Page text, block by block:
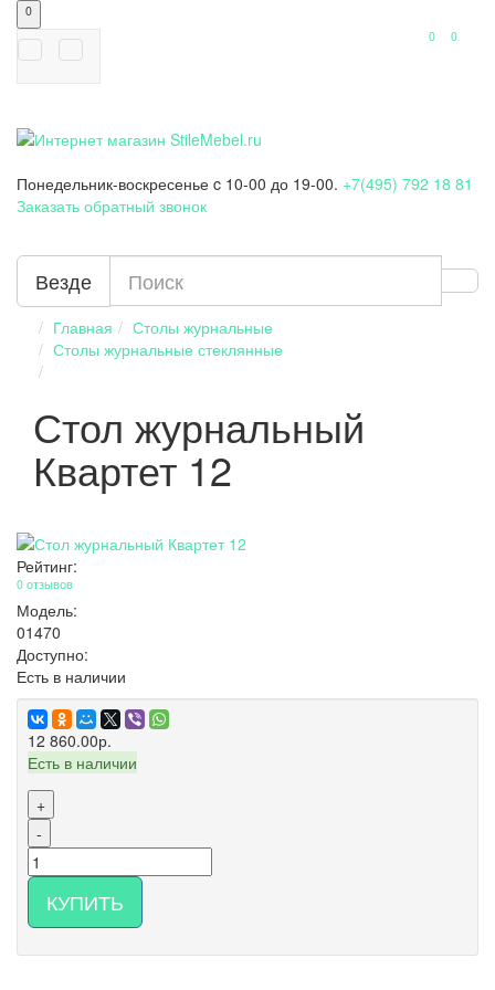
0
0
0
Понедельник-воскресенье c 10-00 до 19-00. +7(495) 792 18 81
Заказать обратный звонок
Везде
Главная
Столы журнальные
Столы журнальные стеклянные
Стол журнальный
Квартет 12
Рейтинг:
0 отзывов
Модель:
01470
Доступно:
Есть в наличии
12 860.00р.
Есть в наличии
+
-
КУПИТЬ